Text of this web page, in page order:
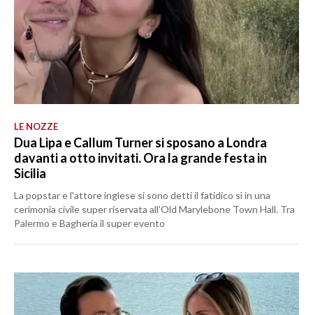
LE NOZZE
Dua Lipa e Callum Turner si sposano a Londra
davanti a otto invitati. Ora la grande festa in
Sicilia
La popstar e l'attore inglese si sono detti il fatidico sì in una
cerimonia civile super riservata all’Old Marylebone Town Hall. Tra
Palermo e Bagheria il super evento